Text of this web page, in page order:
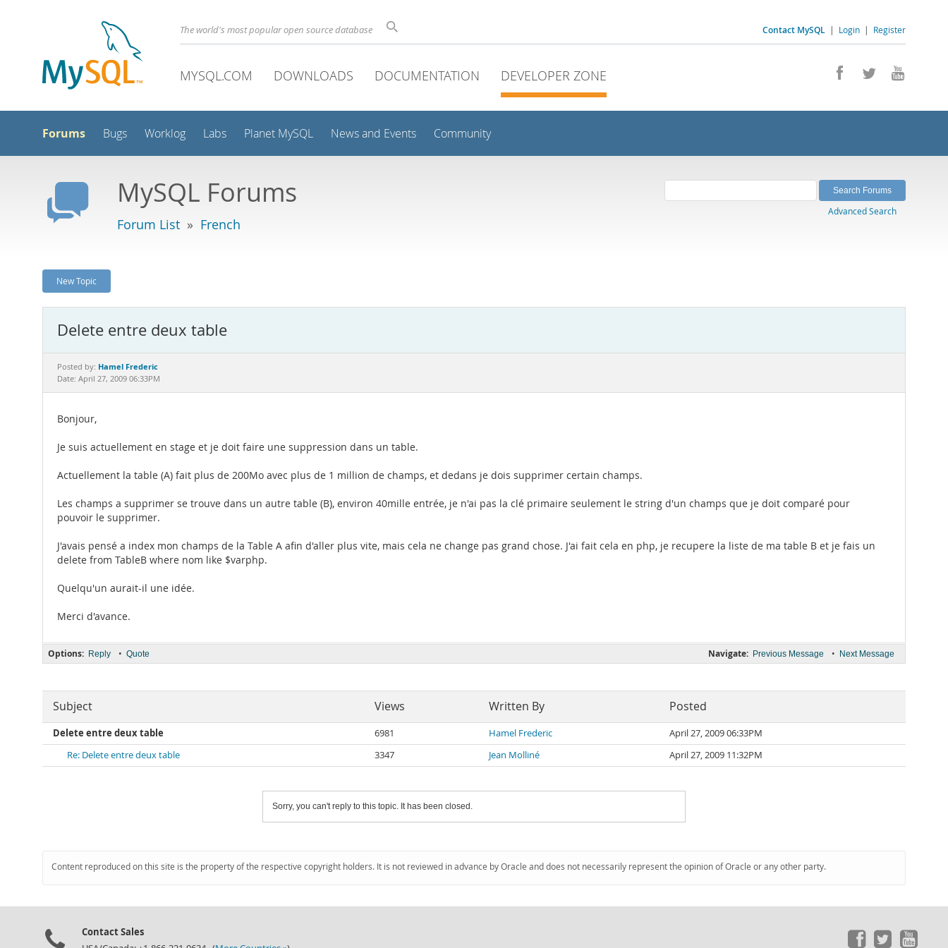
Contact MySQL | Login | Register
The world's most popular open source database
MYSQL.COM DOWNLOADS DOCUMENTATION DEVELOPER ZONE
Forums Bugs Worklog Labs Planet MySQL News and Events Community
MySQL Forums
Forum List » French
Advanced Search
New Topic
Delete entre deux table
Posted by: Hamel Frederic
Date: April 27, 2009 06:33PM
Bonjour,
Je suis actuellement en stage et je doit faire une suppression dans un table.
Actuellement la table (A) fait plus de 200Mo avec plus de 1 million de champs, et dedans je dois supprimer certain champs.
Les champs a supprimer se trouve dans un autre table (B), environ 40mille entrée, je n'ai pas la clé primaire seulement le string d'un champs que je doit comparé pour
pouvoir le supprimer.
J'avais pensé a index mon champs de la Table A afin d'aller plus vite, mais cela ne change pas grand chose. J'ai fait cela en php, je recupere la liste de ma table B et je fais un
delete from TableB where nom like $varphp.
Quelqu'un aurait-il une idée.
Merci d'avance.
Navigate: Previous Message • Next Message
Options: Reply • Quote
Subject Views Written By Posted
Delete entre deux table 6981 Hamel Frederic
April 27, 2009 06:33PM
Re: Delete entre deux table
3347 Jean Molliné April 27, 2009 11:32PM
Sorry, you can't reply to this topic. It has been closed.
Content reproduced on this site is the property of the respective copyright holders. It is not reviewed in advance by Oracle and does not necessarily represent the opinion of Oracle or any other party.
Contact Sales